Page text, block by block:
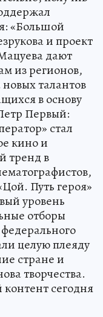
«Большой
и проект
дают
из регионов,
талантов
в основу
Первый:
стал
кино и
тренд в
Путь героя»
уровень
отборы
целую плеяду
стране и
творчества.
сегодня